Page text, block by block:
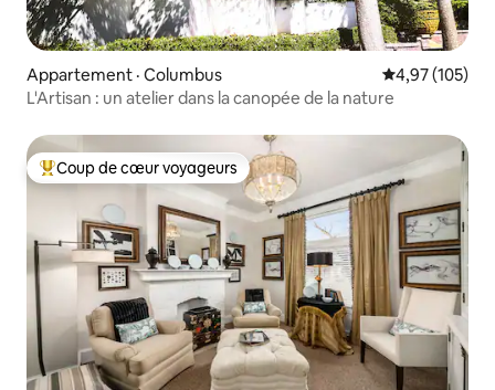
Appartement · Columbus Note
4,97 (105)
L'Artisan : un atelier dans la canopée de la nature
Coup de cœur voyageurs parmi les plus aimés
Coup de cœur voyageurs